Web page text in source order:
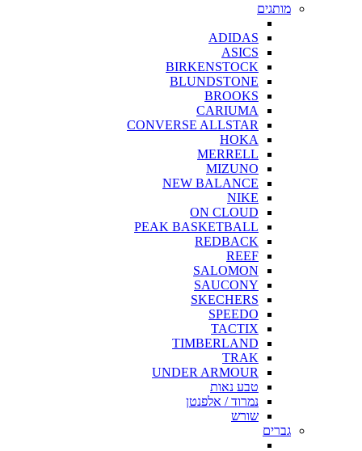
מותגים
ADIDAS
ASICS
BIRKENSTOCK
BLUNDSTONE
BROOKS
CARIUMA
CONVERSE ALLSTAR
HOKA
MERRELL
MIZUNO
NEW BALANCE
NIKE
ON CLOUD
PEAK BASKETBALL
REDBACK
REEF
SALOMON
SAUCONY
SKECHERS
SPEEDO
TACTIX
TIMBERLAND
TRAK
UNDER ARMOUR
טבע נאות
נמרוד / אלפנטן
שורש
גברים